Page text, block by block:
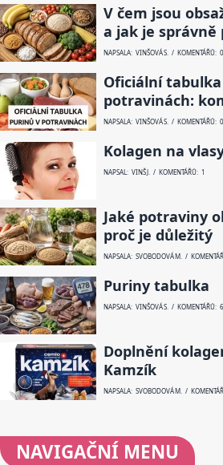
V čem jsou
a jak je správně
NAPSALA: VINŠOVÁ S. / KOMENTÁŘŮ: 0
Oficiální
potravinách:
NAPSALA: VINŠOVÁ S. / KOMENTÁŘŮ: 0
Kolagen na
NAPSAL: VINŠ J. / KOMENTÁŘŮ: 1
Jaké potraviny
proč je důležitý
NAPSALA: SVOBODOVÁ M. /
Puriny tabulka
NAPSALA: VINŠOVÁ S. / KOMENTÁŘŮ: 6
Doplnění
Kamzík
NAPSALA: SVOBODOVÁ M. /
NAVIGAČNÍ MENU